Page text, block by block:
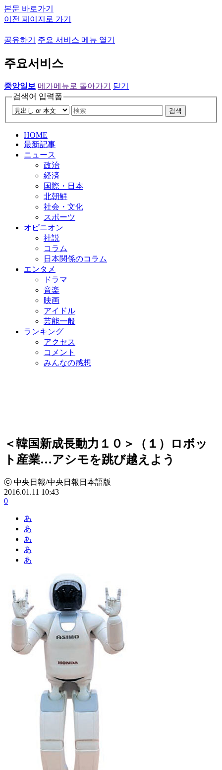
본문 바로가기
이전 페이지로 가기
공유하기 주요 서비스 메뉴 열기
주요서비스
중앙일보 메가메뉴로 돌아가기
닫기
검색어 입력폼
검색
HOME
最新記事
ニュース
政治
経済
国際・日本
北朝鮮
社会・文化
スポーツ
オピニオン
社説
コラム
日本関係のコラム
エンタメ
ドラマ
音楽
映画
アイドル
芸能一般
ランキング
アクセス
コメント
みんなの感想
＜韓国新成長動力１０＞（１）ロボッ
ト産業…アシモを跳び越えよう
ⓒ 中央日報/中央日報日本語版
2016.01.11 10:43
0
あ
あ
あ
あ
あ